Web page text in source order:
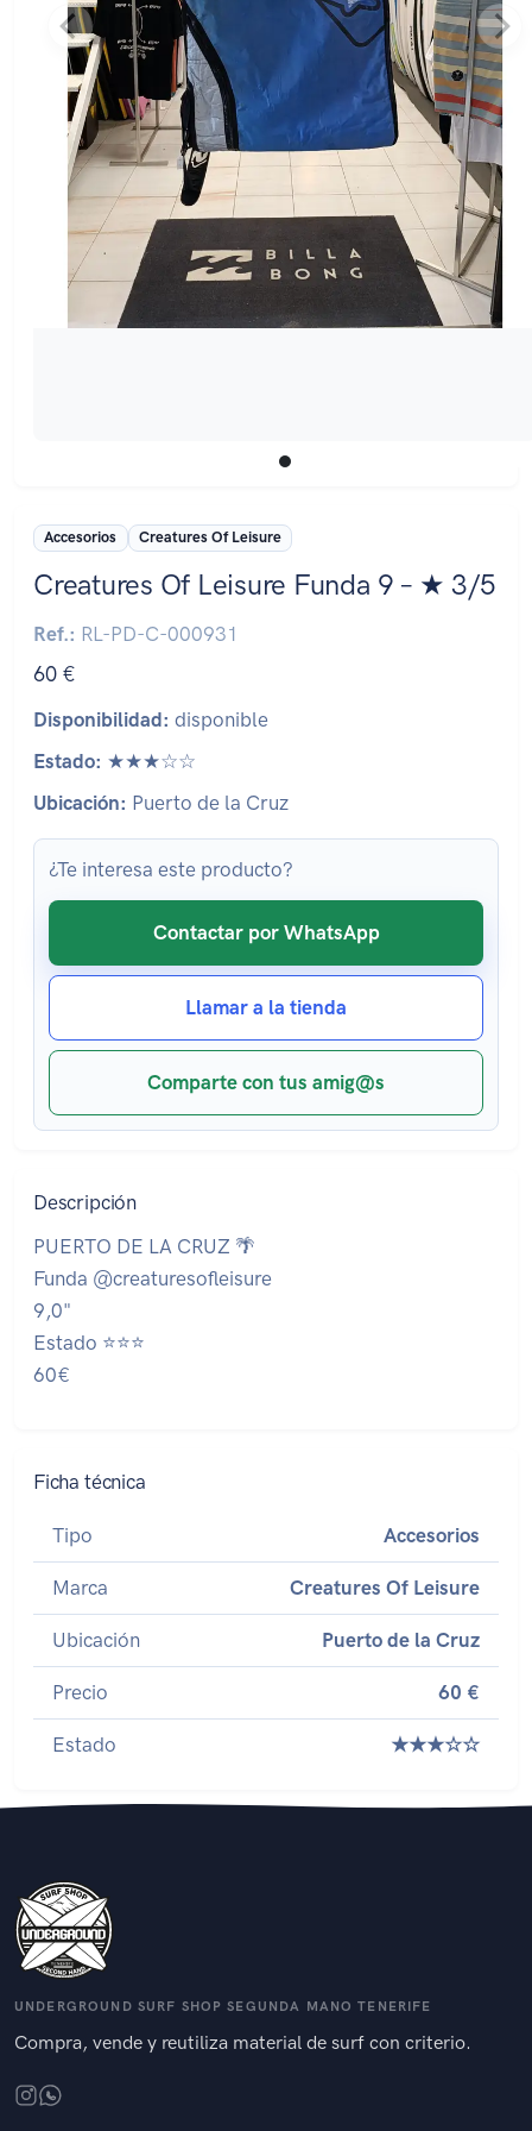
Accesorios Creatures Of Leisure
Creatures Of Leisure Funda 9 – ★ 3/5
Ref.: RL-PD-C-000931
60 €
Disponibilidad: disponible
Estado: ★★★☆☆
Ubicación: Puerto de la Cruz
¿Te interesa este producto?
Contactar por WhatsApp
Llamar a la tienda
Comparte con tus amig@s
Descripción
PUERTO DE LA CRUZ 🌴
Funda @creaturesofleisure
9,0"
Estado ⭐⭐⭐
60€
Ficha técnica
Tipo Accesorios
Marca Creatures Of Leisure
Ubicación Puerto de la Cruz
Precio 60 €
Estado ★★★☆☆
UNDERGROUND SURF SHOP SEGUNDA MANO TENERIFE
Compra, vende y reutiliza material de surf con criterio.